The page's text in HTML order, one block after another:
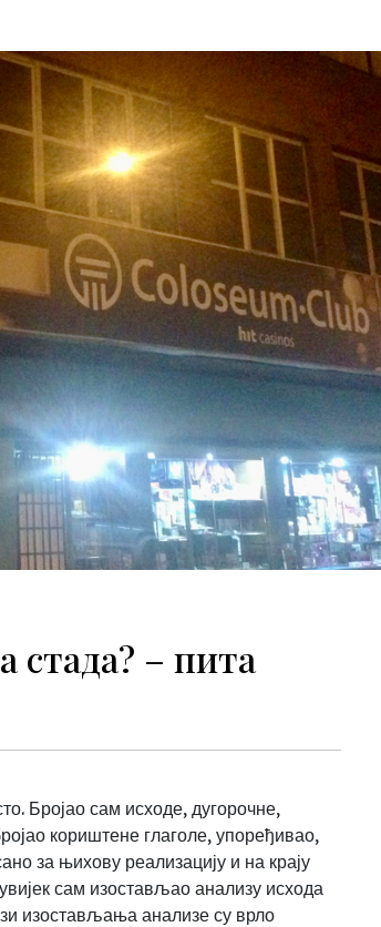
стада? – пита
Бројао сам исходе, дугорочне,
кориштене глаголе, упоређивао,
за њихову реализацију и на крају
сам изостављао анализу исхода
изостављања анализе су врло